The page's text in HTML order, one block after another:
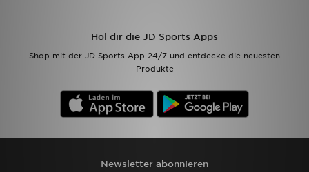
Hol dir die JD Sports Apps
Shop mit der JD Sports App 24/7 und entdecke die neuesten
Produkte
Newsletter abonnieren